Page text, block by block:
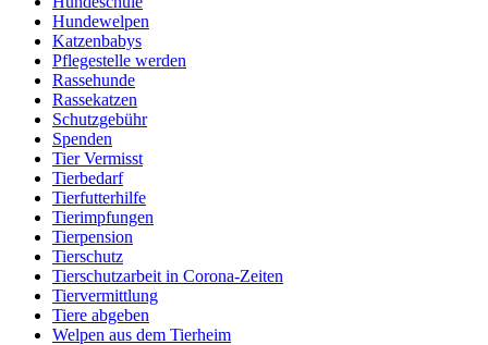
Hundewelpen
Katzenbabys
Pflegestelle werden
Rassehunde
Rassekatzen
Schutzgebühr
Spenden
Tier Vermisst
Tierbedarf
Tierfutterhilfe
Tierimpfungen
Tierpension
Tierschutz
Tierschutzarbeit in Corona-Zeiten
Tiervermittlung
Tiere abgeben
Welpen aus dem Tierheim